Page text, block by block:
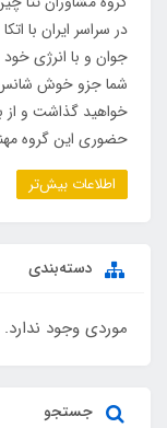
در سراسر ایران با
جوان و با انرژی
شما جزو خوش شانس
خواهید گذاشت و از
حضوری این گروه
اطلاعات بیش‌تر
دسته‌بندی
موردی وجود ندارد.
جستجو